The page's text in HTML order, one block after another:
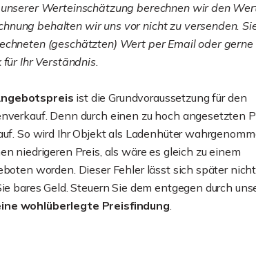
Werteinschätzung berechnen wir den
behalten wir uns vor nicht zu versenden.
(geschätzten) Wert per Email oder gerne
Ihr Verständnis.
ist die Grundvoraussetzung für den
Denn durch einen zu hoch angesetzten
So wird Ihr Objekt als Ladenhüter
niedrigeren Preis, als wäre es gleich zu einem
worden. Dieser Fehler lässt sich später
bares Geld. Steuern Sie dem entgegen durch
wohlüberlegte Preisfindung.